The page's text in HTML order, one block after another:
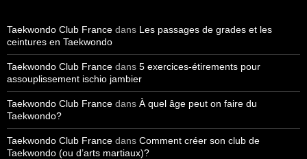
Taekwondo Club France dans Les passages de grades et les
ceintures en Taekwondo
Taekwondo Club France dans 5 exercices-étirements pour
assouplissement ischio jambier
Taekwondo Club France dans À quel âge peut on faire du
Taekwondo?
Taekwondo Club France dans Comment créer son club de
Taekwondo (ou d’arts martiaux)?